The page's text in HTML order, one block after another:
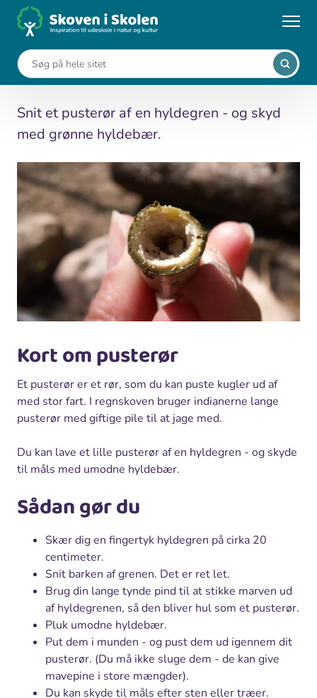
... Aktiviteter Pusterør af hyld
Pusterør af hyld
Snit et pusterør af en hyldegren - og skyd
med grønne hyldebær.
Kort om pusterør
Et pusterør er et rør, som du kan puste kugler ud af
med stor fart. I regnskoven bruger indianerne lange
pusterør med giftige pile til at jage med.
Du kan lave et lille pusterør af en hyldegren - og skyde
til måls med umodne hyldebær.
Sådan gør du
Skær dig en fingertyk hyldegren på cirka 20
centimeter.
Snit barken af grenen. Det er ret let.
Brug din lange tynde pind til at stikke marven ud
af hyldegrenen, så den bliver hul som et pusterør.
Pluk umodne hyldebær.
Put dem i munden - og pust dem ud igennem dit
pusterør. (Du må ikke sluge dem - de kan give
mavepine i store mængder).
Du kan skyde til måls efter sten eller træer.